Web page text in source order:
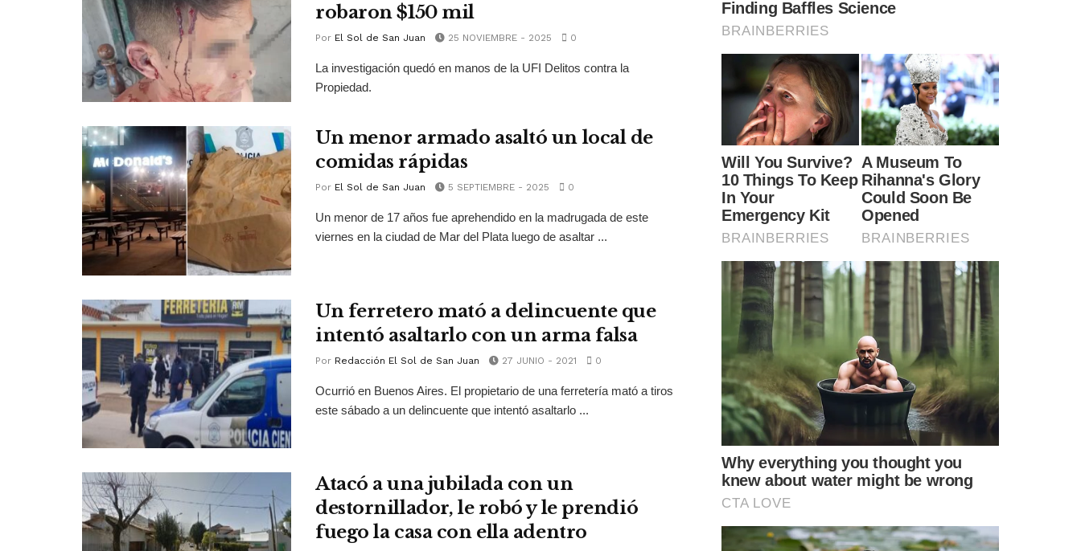
robaron $150 mil
Por El Sol de San Juan 25 NOVIEMBRE - 2025 0
La investigación quedó en manos de la UFI Delitos contra la
Propiedad.
Un menor armado asaltó un local de
comidas rápidas
Por El Sol de San Juan 5 SEPTIEMBRE - 2025 0
Un menor de 17 años fue aprehendido en la madrugada de este
viernes en la ciudad de Mar del Plata luego de asaltar ...
Un ferretero mató a delincuente que
intentó asaltarlo con un arma falsa
Por Redacción El Sol de San Juan 27 JUNIO - 2021 0
Ocurrió en Buenos Aires. El propietario de una ferretería mató a tiros
este sábado a un delincuente que intentó asaltarlo ...
Atacó a una jubilada con un
destornillador, le robó y le prendió
fuego la casa con ella adentro